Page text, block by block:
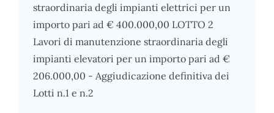
straordinaria degli impianti elettrici per un
importo pari ad € 400.000,00 LOTTO 2
Lavori di manutenzione straordinaria degli
impianti elevatori per un importo pari ad €
206.000,00 - Aggiudicazione definitiva dei
Lotti n.1 e n.2